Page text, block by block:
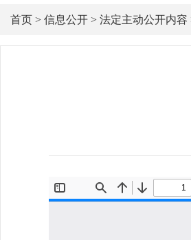
首页 > 信息公开 > 法定主动公开内容